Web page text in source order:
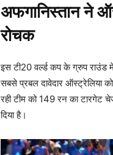
अफगानिस्तान ने
रोचक
इस टी20 वर्ल्ड कप के ग्रुप राउंड
सबसे प्रबल दावेदार ऑस्ट्रेलिया
रही टीम को 149 रन का टारगेट
दिया है।